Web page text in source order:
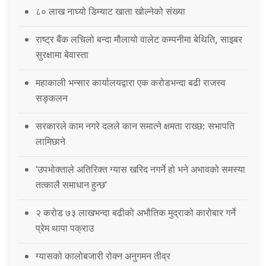
८० लाख नाघ्यो डिम्याट खाता खोल्नेको संख्या
राष्ट्र बैंक लचिलो बन्दा मौलायो वालेट कम्पनीमा बेथिति, साइबर
सुरक्षामा बेवास्ता
महाकाली भन्सार कार्यालयद्वारा एक करोडभन्दा बढी राजस्व
सङ्कलन
सरकारले काम नगरे दलले कान समात्ने क्षमता राख्छ: सभापति
लामिछाने
‘उपभोक्ताले अतिरिक्त ग्यास खरिद नगर्ने हो भने अभावको समस्या
तत्कालै समाधान हुन्छ’
२ करोड ७३ लाखभन्दा बढीको अभौतिक मुद्राको कारोबार गर्ने
प्रेम थापा पक्राउ
ग्यासको कालोबजारी रोक्न अनुगमन तीव्र